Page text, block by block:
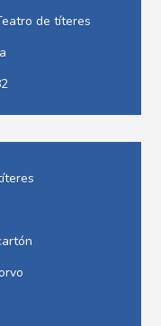
de títeres